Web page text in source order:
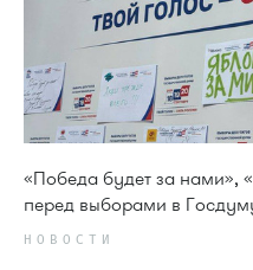
«Победа будет за нами»,
перед выборами в
НОВОСТИ